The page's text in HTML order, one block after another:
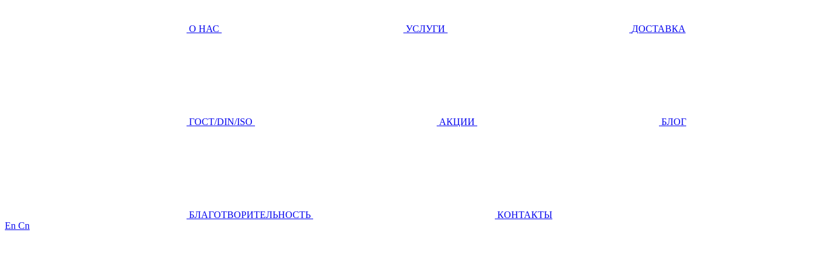
О НАС УСЛУГИ ДОСТАВКА
ГOCТ/DIN/ISO АКЦИИ БЛОГ
БЛАГОТВОРИТЕЛЬНОСТЬ
КОНТАКТЫ
En Cn